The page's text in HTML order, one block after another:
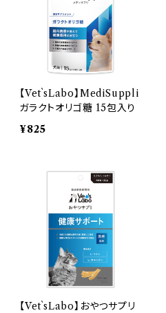
【Vet`sLabo】MediSuppli
ガラクトオリゴ糖 15包入り
¥825
【Vet`sLabo】おやつサプリ